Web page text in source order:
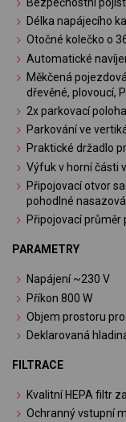
Délka napájecího
Otočné kolečko o
Automatické
Měkčená
dřevěné, plovoucí,
2x parkovací
Parkování ve
Praktické držadlo
Výfuk v horní části
Připojovací otvor
pohodlné
Připojovací
PARAMETRY
Napájení ~230 V
Příkon 800 W
Objem prostoru pro
Deklarovaná
FILTRACE
Kvalitní HEPA filtr
Ochranný vstupní